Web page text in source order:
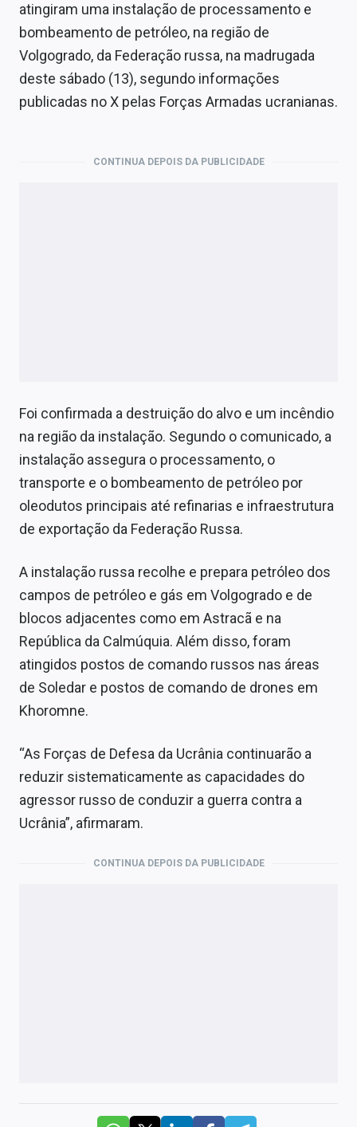
Mercados
Economia
Empresas
Expediente
Contato
atingiram uma instalação de processamento e
bombeamento de petróleo, na região de
Volgogrado, da Federação russa, na madrugada
deste sábado (13), segundo informações
publicadas no X pelas Forças Armadas ucranianas.
CONTINUA DEPOIS DA PUBLICIDADE
Foi confirmada a destruição do alvo e um incêndio
na região da instalação. Segundo o comunicado, a
instalação assegura o processamento, o
transporte e o bombeamento de petróleo por
oleodutos principais até refinarias e infraestrutura
de exportação da Federação Russa.
A instalação russa recolhe e prepara petróleo dos
campos de petróleo e gás em Volgogrado e de
blocos adjacentes como em Astracã e na
República da Calmúquia. Além disso, foram
atingidos postos de comando russos nas áreas
de Soledar e postos de comando de drones em
Khoromne.
“As Forças de Defesa da Ucrânia continuarão a
reduzir sistematicamente as capacidades do
agressor russo de conduzir a guerra contra a
Ucrânia”, afirmaram.
CONTINUA DEPOIS DA PUBLICIDADE